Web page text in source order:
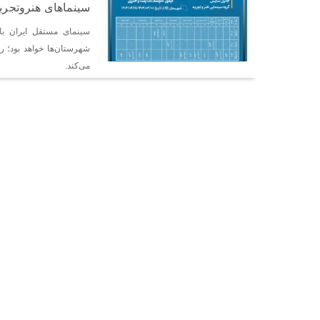
سینماهای
شهرستان‌ها خواهد بود؛
می‌کند.